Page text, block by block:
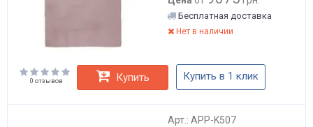
Бесплатная доставка
Нет в наличии
0 отзывов Купить Купить в 1 клик
Арт.: APP-K507